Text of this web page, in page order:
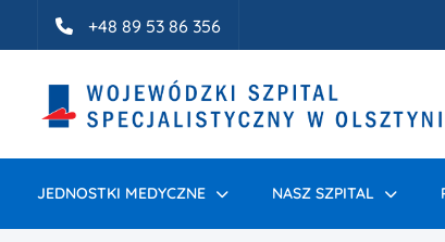
Idź do treści+48 89 53 86 356
JEDNOSTKI MEDYCZNE NASZ SZPITAL